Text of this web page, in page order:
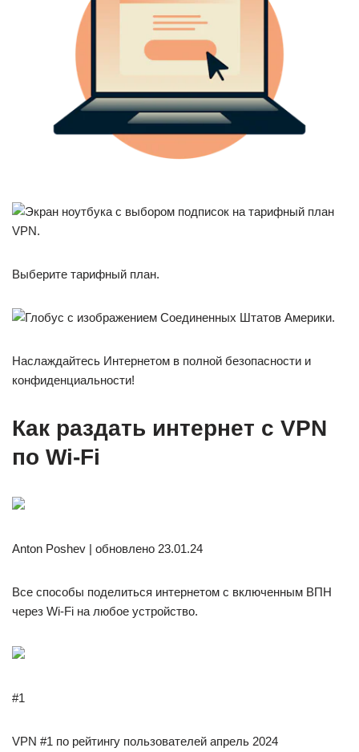
Выберите тарифный план.
Наслаждайтесь Интернетом в полной безопасности и
конфиденциальности!
Как раздать интернет с VPN
по Wi-Fi
Anton Poshev | обновлено 23.01.24
Все способы поделиться интернетом с включенным ВПН
через Wi-Fi на любое устройство.
#1
VPN #1 по рейтингу пользователей апрель 2024